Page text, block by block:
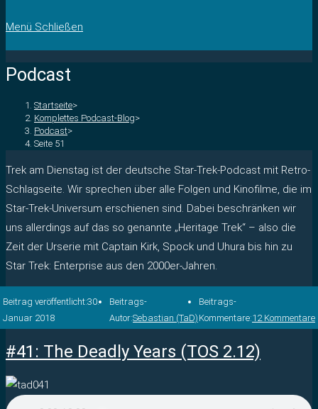
Menü Schließen
Podcast
Startseite>
Komplettes Podcast-Blog>
Podcast>
Seite 51
Trek am Dienstag ist der deutsche Star-Trek-Podcast mit Retro-
Schlagseite. Wir sprechen über alle Folgen und Kinofilme, die im
Star-Trek-Universum erschienen sind. Dabei beschränken wir
uns allerdings auf das so genannte „Heritage Trek“ – also die
Zeit der Urserie mit Captain Kirk, Spock und Uhura bis hin zu
Star Trek: Enterprise aus den 2000er-Jahren.
Beitrag veröffentlicht:30.
Januar 2018
Beitrags-
Autor:Sebastian (TaD)
Beitrags-
Kommentare:12 Kommentare
#41: The Deadly Years (TOS 2.12)